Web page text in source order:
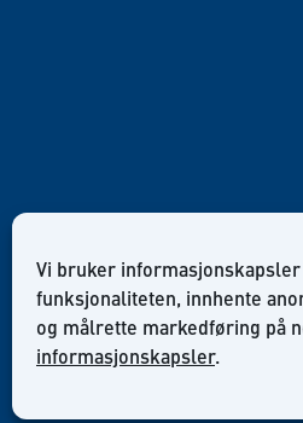
Vi bruker
funksjonaliteten, innhente
og målrette markedføring på
informasjonskapsler.